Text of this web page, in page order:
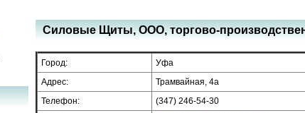
Силовые Щиты, ООО, торгово-
Город:
Уфа
Адрес:
Трамвайная, 4а
Телефон:
(347) 246-54-30